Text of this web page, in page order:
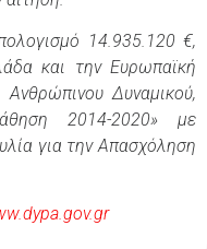
14.935.120 €,
και την Ευρωπαϊκή
Δυναμικού,
2014-2020» με
για την Απασχόληση